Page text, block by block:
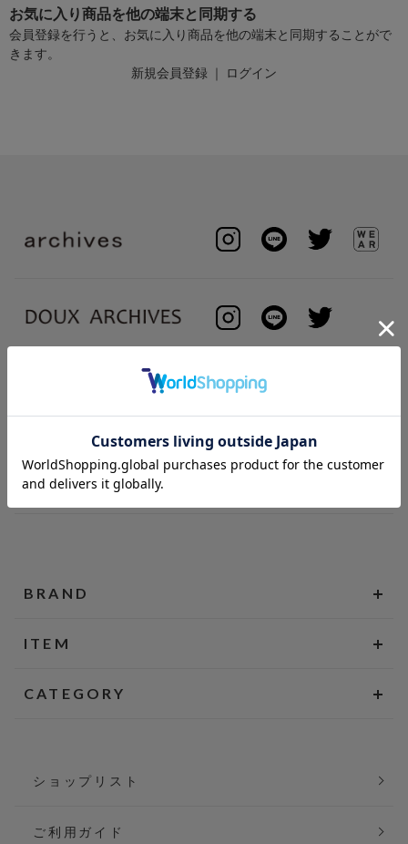
お気に入り商品を他の端末と同期する
会員登録を行うと、お気に入り商品を他の端末と同期することがで
きます。
新規会員登録 ｜ ログイン
BRAND
ITEM
CATEGORY
ショップリスト
ご利用ガイド